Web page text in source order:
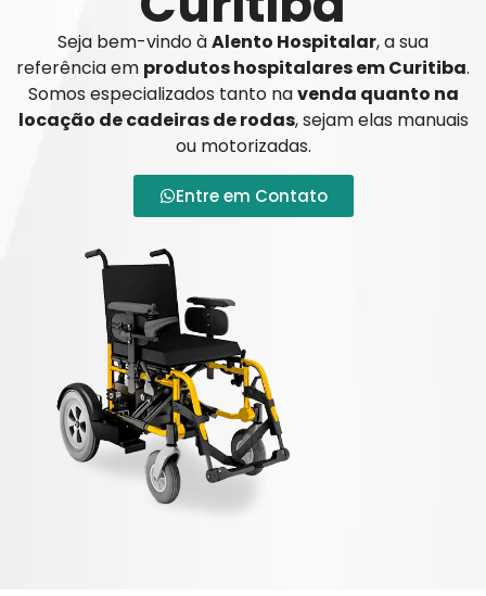
Seja bem-vindo àAlento Hospitalar, a sua
referência em produtos hospitalares em Curitiba.
Somos especializados tanto navenda quanto na
locação de cadeiras de rodas, sejam elas manuais
ou motorizadas.
Entre em Contato